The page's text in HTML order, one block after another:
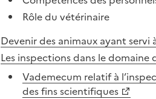
Rôle du vétérinaire
Devenir des animaux ayant
Les inspections dans le
Vademecum relatif à
des fins scientifiques